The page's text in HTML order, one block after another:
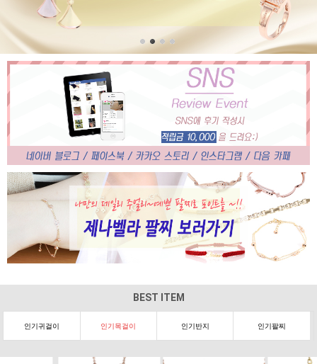
BEST ITEM
인기귀걸이 인기목걸이 인기반지 인기팔찌